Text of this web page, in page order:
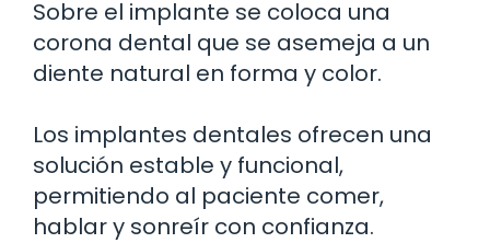
Sobre el implante se coloca una
corona dental que se asemeja a un
diente natural en forma y color.
Los implantes dentales ofrecen una
solución estable y funcional,
permitiendo al paciente comer,
hablar y sonreír con confianza.